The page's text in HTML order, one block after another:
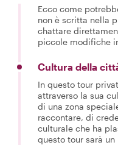
Ecco come
non è scritta nella
chattare
piccole modifiche
Cultura della
In questo tour
attraverso la sua
di una zona
raccontare, di
culturale che ha
questo tour sarà